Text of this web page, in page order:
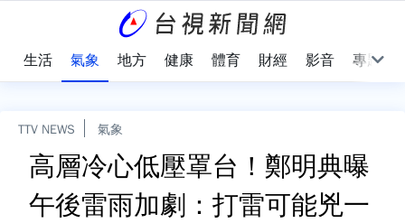
生活 氣象 地方 健康 體育 財經 影音 專題
TTV NEWS 氣象
高層冷心低壓罩台！鄭明典曝
午後雷雨加劇：打雷可能兇一